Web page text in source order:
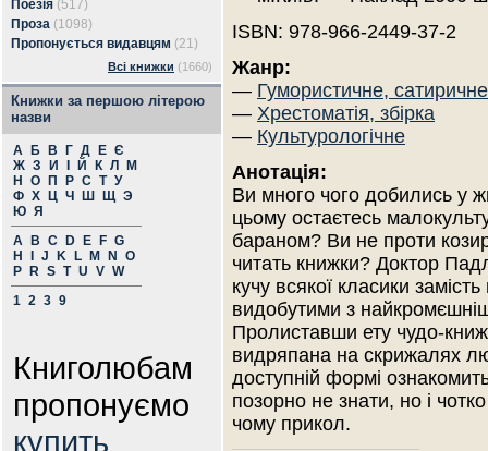
Поезія (517)
Проза (1098)
Пропонується видавцям (21)
Всі книжки (1660)
Книжки за першою літерою
назви
А Б В Г Д Е Є
Ж З И Й К Л
М
Н
О П Р С Т У
Ф Х Ц Ч Ш Щ Э
Ю Я
A
B C D E F G
H
J K L M N
O
P
R S T U V W
1 2 3 9
Книголюбам
пропонуємо
купить
ISBN: 978-966-2449-37-2
Жанр:
— Гумористичне, сатиричне
— Хрестоматія, збірка
— Культурологічне
Анотація:
Ви много чого добились у
цьому остаєтесь
бараном? Ви не проти
читать книжки? Доктор
кучу всякої класики
видобутими з
Пролиставши ету чудо-
видряпана на скрижалях
доступній формі
позорно не знати, но і
чому прикол.